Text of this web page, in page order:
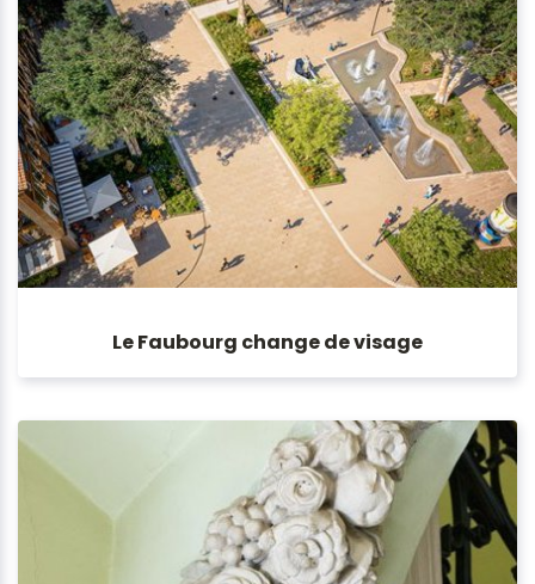
Le Faubourg change de visage